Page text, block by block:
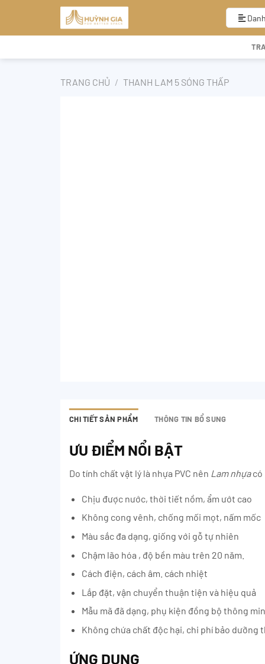
TRANG CHỦ / THANH LAM 5 SÓNG THẤP
CHI TIẾT SẢN PHẨM THÔNG TIN BỔ SUNG
ƯU ĐIỂM NỔI BẬT
Do tính chất vật lý là nhựa PVC nên Lam nhựacó
Chịu được nước, thời tiết nồm, ẩm ướt cao
Không cong vênh, chống mối mọt, nấm mốc
Màu sắc đa dạng, giống với gỗ tự nhiên
Chậm lão hóa , độ bền màu trên 20 năm.
Cách điện, cách âm. cách nhiệt
Lắp đặt, vận chuyển thuận tiện và hiệu quả
Mẫu mã đã dạng, phụ kiện đồng bộ thông
Không chứa chất độc hại, chi phí bảo dưỡng
ỨNG DỤNG